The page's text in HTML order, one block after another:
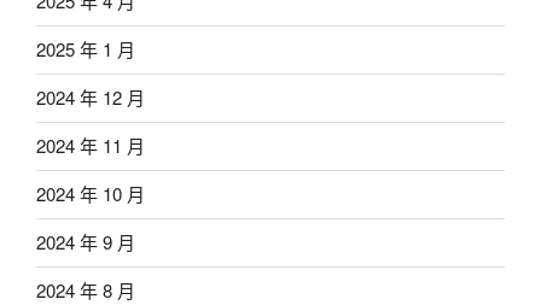
2025 年 1 月
2024 年 12 月
2024 年 11 月
2024 年 10 月
2024 年 9 月
2024 年 8 月